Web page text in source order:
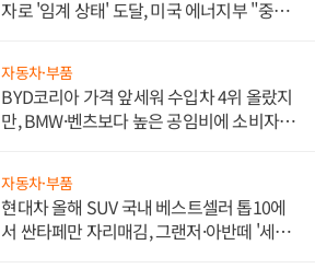
자로 '임계 상태' 도달, 미국 에너지부 "중요
자동차·부품
BYD코리아 가격 앞세워 수입차 4위 올랐지
만, BMW·벤츠보다 높은 공임비에 소비자
자동차·부품
현대차 올해 SUV 국내 베스트셀러 톱10에
서 싼타페만 자리매김, 그랜저·아반떼 '세단